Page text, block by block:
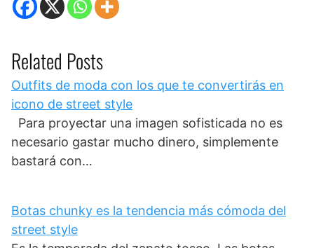
Related Posts
Outfits de moda con los que te convertirás en
icono de street style
Para proyectar una imagen sofisticada no es
necesario gastar mucho dinero, simplemente
bastará con…
Botas chunky es la tendencia más cómoda del
street style